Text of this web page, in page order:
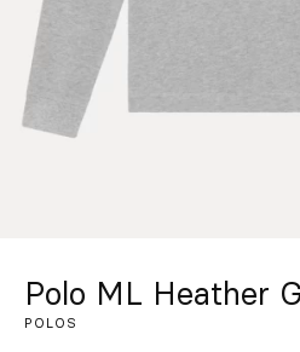
Inspírate
Buscar
Polo ML Heather
POLOS